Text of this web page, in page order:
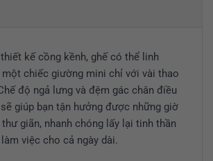
kế cồng kềnh, ghế có thể linh
một chiếc giường mini chỉ với vài thao
độ ngả lưng và đệm gác chân điều
giúp bạn tận hưởng được những giờ
giãn, nhanh chóng lấy lại tinh thần
việc cho cả ngày dài.